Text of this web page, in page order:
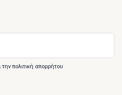
πολιτική απορρήτου